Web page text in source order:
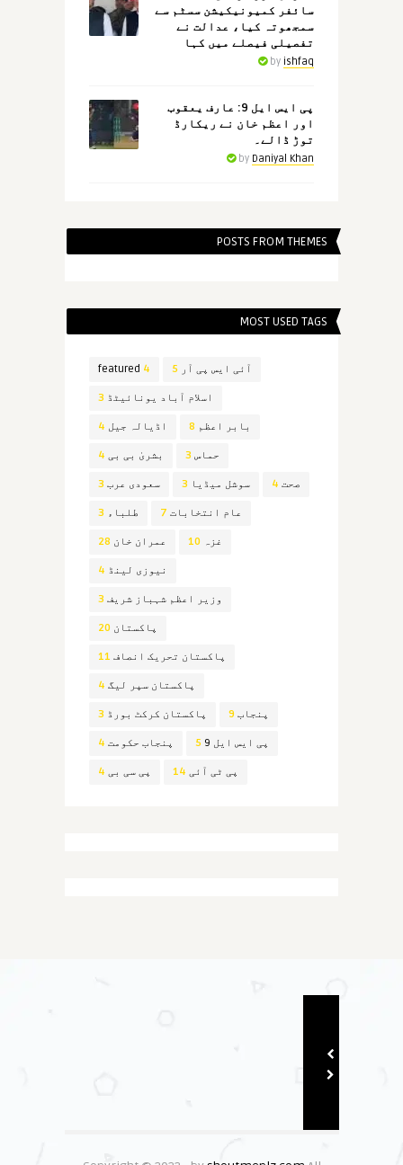
سائفر کمیونیکیشن سسٹم سے
سمجھوتہ کیا، عدالت نے
تفصیلی فیصلے میں کہا
by ishfaq
پی ایس ایل 9: عارف یعقوب
اور اعظم خان نے ریکارڈ
توڑ ڈالے۔
by Daniyal Khan
POSTS FROM THEMES
MOST USED TAGS
featured 4 آئی ایس پی آر
اسلام آباد یونائیٹڈ
اڈیالہ جیل بابر اعظم
بشریٰ بی بی حماس
سعودی عرب سوشل میڈیا صحت
طلباء عام انتخابات
عمران خان غزہ
نیوزی لینڈ
وزیر اعظم شہباز شریف
پاکستان
پاکستان تحریک انصاف
پاکستان سپر لیگ
پاکستان کرکٹ بورڈ پنجاب
پنجاب حکومت پی ایس ایل 9
پی سی بی پی ٹی آئی